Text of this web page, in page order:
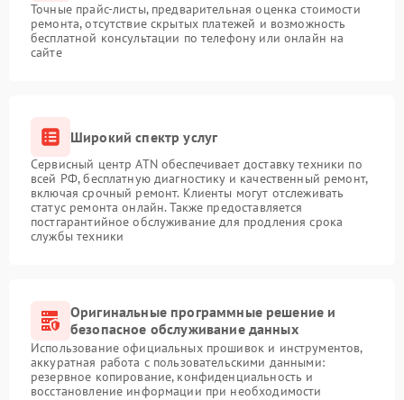
Точные прайс-листы, предварительная оценка стоимости
ремонта, отсутствие скрытых платежей и возможность
бесплатной консультации по телефону или онлайн на
сайте
Широкий спектр услуг
Сервисный центр ATN обеспечивает доставку техники по
всей РФ, бесплатную диагностику и качественный ремонт,
включая срочный ремонт. Клиенты могут отслеживать
статус ремонта онлайн. Также предоставляется
постгарантийное обслуживание для продления срока
службы техники
Оригинальные программные решение и
безопасное обслуживание данных
Использование официальных прошивок и инструментов,
аккуратная работа с пользовательскими данными:
резервное копирование, конфиденциальность и
восстановление информации при необходимости